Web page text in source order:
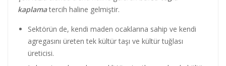
kaplamatercih haline gelmiştir.
Sektörün de, kendi maden ocaklarına sahip ve kendi
agregasını üreten tek kültür taşı ve kültür tuğlası
üreticisi.